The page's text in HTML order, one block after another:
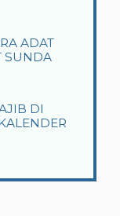
ADAT
SUNDA
DI